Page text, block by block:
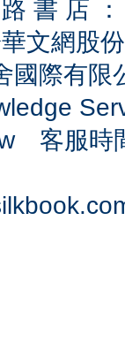
書 店
文網股
國際有
客服時